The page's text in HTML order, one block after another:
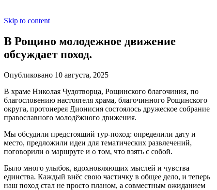
Skip to content
В Рощино молодежное движение
обсуждает поход.
Опубликовано 10 августа, 2025
В храме Николая Чудотворца, Рощинского благочиния, по
благословению настоятеля храма, благочинного Рощинского
округа, протоиерея Дионисия состоялось дружеское собрание
православного молодёжного движения.
Мы обсудили предстоящий тур-поход: определили дату и
место, предложили идеи для тематических развлечений,
поговорили о маршруте и о том, что взять с собой.
Было много улыбок, вдохновляющих мыслей и чувства
единства. Каждый внёс свою частичку в общее дело, и теперь
наш поход стал не просто планом, а совместным ожиданием